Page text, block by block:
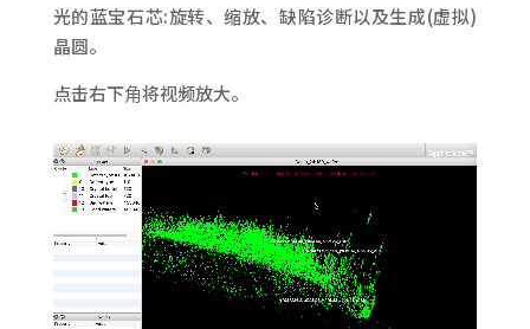
光的蓝宝石芯:旋转、缩放、缺陷诊断以及生成(虚拟)
晶圆。
点击右下⻆将视频放大。